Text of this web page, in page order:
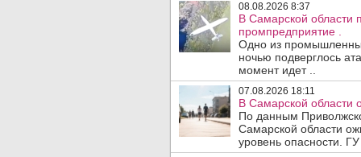
08.08.2026 8:37
В Самарской области
промпредприятие .
Одно из
ночью подверглось
момент идет ..
07.08.2026 18:11
В Самарской области
По данным
Самарской области
уровень опасности.